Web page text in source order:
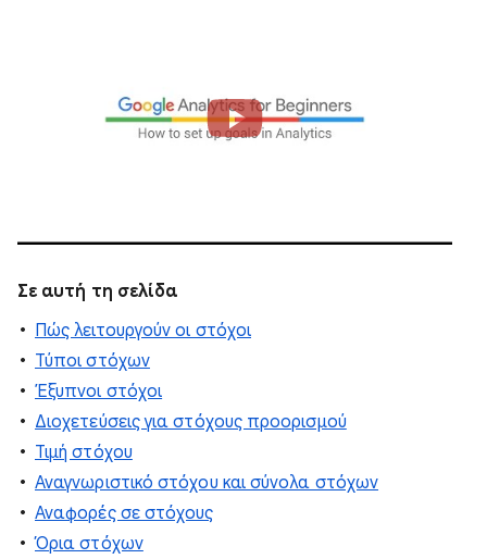
Σε αυτή τη σελίδα
Πώς λειτουργούν οι στόχοι
Τύποι στόχων
Έξυπνοι στόχοι
Διοχετεύσεις για στόχους προορισμού
Τιμή στόχου
Αναγνωριστικό στόχου και σύνολα στόχων
Αναφορές σε στόχους
Όρια στόχων